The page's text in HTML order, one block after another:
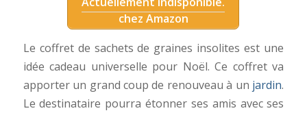
chez Amazon
Le coffret de sachets de graines insolites est une
idée cadeau universelle pour Noël. Ce coffret va
apporter un grand coup de renouveau à un jardin.
Le destinataire pourra étonner ses amis avec ses